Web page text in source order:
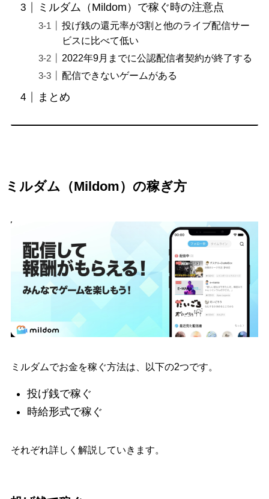
ミルダム（Mildom）で稼ぐ時の注意点
投げ銭の還元率が3割と他のライブ配信サー
ビスに比べて低い
2022年9月までに公認配信者契約が終了する
配信できないゲームがある
まとめ
ミルダム（Mildom）の稼ぎ方
ミルダムでお金を稼ぐ方法は、以下の2つです。
投げ銭で稼ぐ
時給形式で稼ぐ
それぞれ詳しく解説していきます。